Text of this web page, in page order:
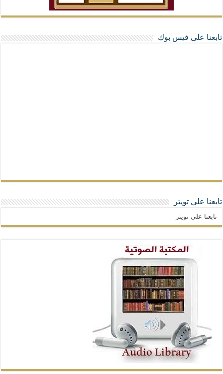
تابعنا على فيس بوك
تابعنا على تويتر
تابعنا على تويتر